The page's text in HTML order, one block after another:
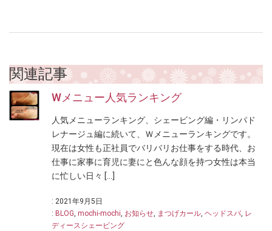
関連記事
Wメニュー人気ランキング
人気メニューランキング、シェービング編・リンパド
レナージュ編に続いて、Ｗメニューランキングです。
現在は女性も正社員でバリバリお仕事をする時代、お
仕事に家事に育児に妻にと色んな顔を持つ女性は本当
に忙しい日々 […]
: 2021年9月5日
: BLOG, mochi-mochi, お知らせ, まつげカール, ヘッドスパ, レ
ディースシェービング